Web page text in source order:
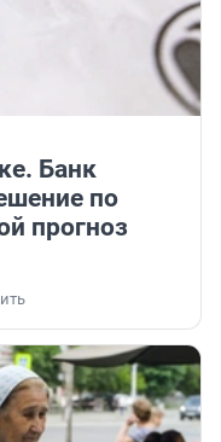
Банк
по
прогноз